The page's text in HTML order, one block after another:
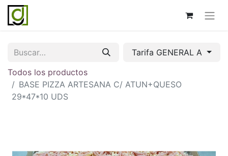
Tarifa GENERAL A
Todos los productos
BASE PIZZA ARTESANA C/ ATUN+QUESO
29*47*10 UDS